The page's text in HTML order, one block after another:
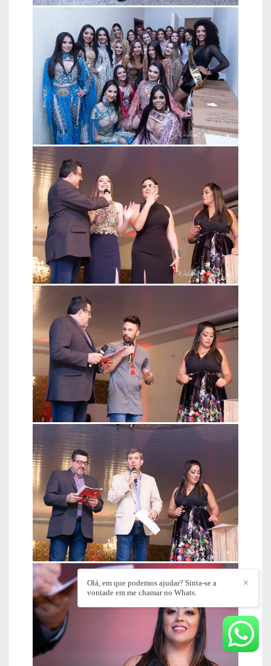
✕
Olá, em que podemos ajudar? Sinta-se a
vontade em me chamar no Whats.